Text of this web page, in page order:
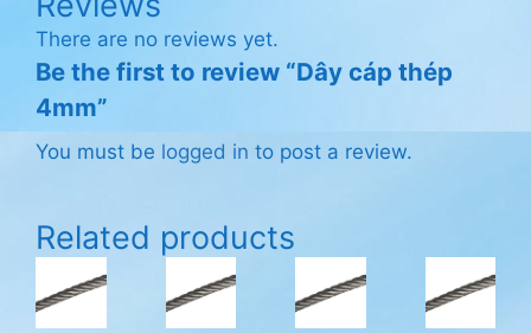
There are no reviews yet.
Be the first to review “Dây cáp thép
4mm”
You must be logged in to post a review.
Related products